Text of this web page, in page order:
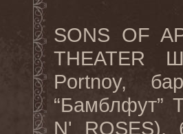
SONS OF
THEATER
Portnoy,
“Бамблфут”
N' ROSES),